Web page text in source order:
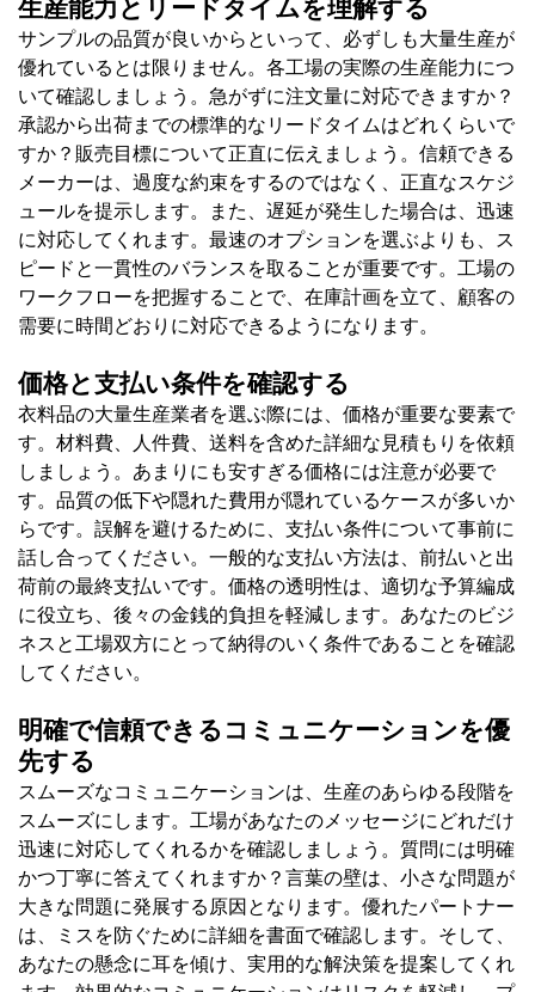
サンプルの品質が良いからといって、必ずしも大量生産が
優れているとは限りません。各工場の実際の生産能力につ
いて確認しましょう。急がずに注文量に対応できますか？
承認から出荷までの標準的なリードタイムはどれくらいで
すか？販売目標について正直に伝えましょう。信頼できる
メーカーは、過度な約束をするのではなく、正直なスケジ
ュールを提示します。また、遅延が発生した場合は、迅速
に対応してくれます。最速のオプションを選ぶよりも、ス
ピードと一貫性のバランスを取ることが重要です。工場の
ワークフローを把握することで、在庫計画を立て、顧客の
需要に時間どおりに対応できるようになります。
価格と支払い条件を確認する
衣料品の大量生産業者を選ぶ際には、価格が重要な要素で
す。材料費、人件費、送料を含めた詳細な見積もりを依頼
しましょう。あまりにも安すぎる価格には注意が必要で
す。品質の低下や隠れた費用が隠れているケースが多いか
らです。誤解を避けるために、支払い条件について事前に
話し合ってください。一般的な支払い方法は、前払いと出
荷前の最終支払いです。価格の透明性は、適切な予算編成
に役立ち、後々の金銭的負担を軽減します。あなたのビジ
ネスと工場双方にとって納得のいく条件であることを確認
してください。
明確で信頼できるコミュニケーションを優
先する
スムーズなコミュニケーションは、生産のあらゆる段階を
スムーズにします。工場があなたのメッセージにどれだけ
迅速に対応してくれるかを確認しましょう。質問には明確
かつ丁寧に答えてくれますか？言葉の壁は、小さな問題が
大きな問題に発展する原因となります。優れたパートナー
は、ミスを防ぐために詳細を書面で確認します。そして、
あなたの懸念に耳を傾け、実用的な解決策を提案してくれ